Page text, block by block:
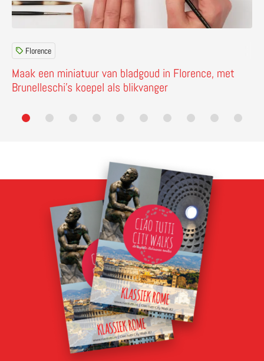
Maak een miniatuur van bladgoud in Florence, met
Brunelleschi’s koepel als blikvanger
Florence